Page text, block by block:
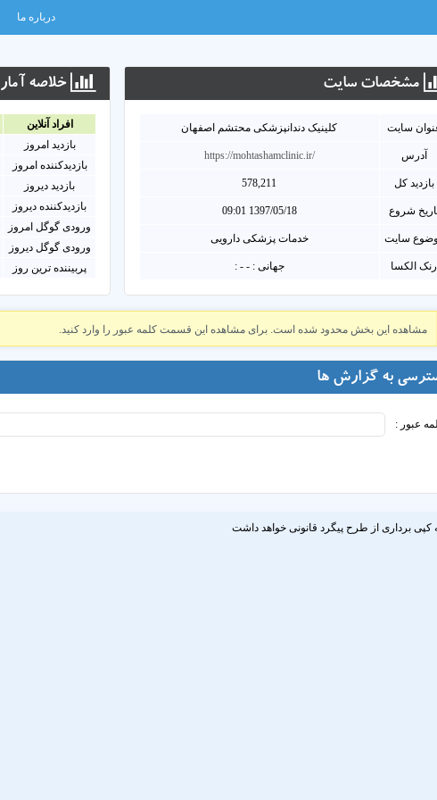
درباره ما
مشخصات سايت
سايت کلینیک دندانپزشکی محتشم اصفهان
آدرس https://mohtashamclinic.ir/
بازدید کل 578,211
شروع 1397/05/18 09:01
سایت خدمات پزشکی دارویی
رنک الکسا جهانی : - - :
خلاصه آمار
افراد آنلاين
بازدید امروز
بازدیدکننده امروز
بازدید دیروز
بازدیدکننده دیروز
ورودی گوگل امروز
ورودی گوگل دیروز
پربیننده ترین روز
مشاهده این بخش محدود شده است. برای مشاهده این قسمت کلمه عبور را وارد کنید.
به گزارش ها
عبور :
برداری از طرح پیگرد قانونی خواهد داشت